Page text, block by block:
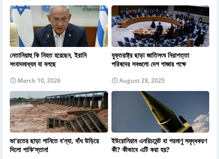
নেতানিয়াহু কি নিহত হয়েছেন, ইরানি
সংবাদমাধ্যম যা বলছে
March 10, 2026
যুক্তরাষ্ট্র ছাড়া জাতিসংঘ নিরাপত্তা
পরিষদের সবগুলো দেশ গাজার পক্ষে
August 28, 2025
ভা’রতের ছাড়া পানিতে ব’ন্যা, বাঁধ উড়িয়ে
দিলো পাকি’স্তান!
ইউরোনিয়াম এনরিচমেন্ট বা পরমাণু সমৃদ্ধকরণ
কী? কীভাবে এটি করা হয়?